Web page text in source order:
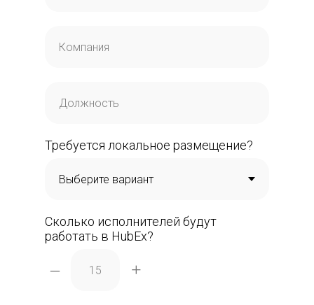
Требуется локальное размещение?
Сколько исполнителей будут
работать в HubEx?
– +